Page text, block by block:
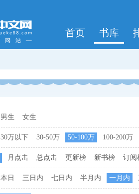
首页 书库
男生 女生
30万以下 30-50万 50-100万 100-200万
月点击 总点击 更新榜 新书榜 订阅
本日 三日内 七日内 半月内 一月内